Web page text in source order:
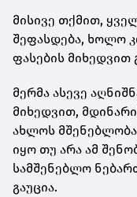
მისივე თქმით,
შეფასდება, ხოლო
ფასების მიხედვით
მერმა ასევე
მიხედვით,
ახლოს მშენებლობა
იყო თუ არა ამ
სამშენებლო
გაუცია.